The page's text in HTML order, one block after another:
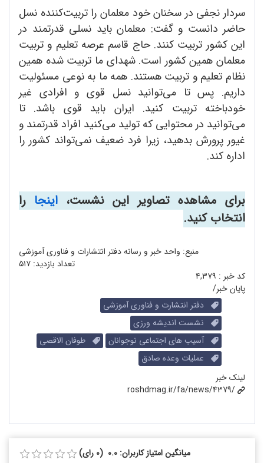
سردار نجفی در سخنان خود معلمان را تربیت‌کننده نسل
حاضر دانست و گفت: معلمان باید نسلی قدرتمند در
این کشور تربیت کنند. حاج قاسم عرصه تعلیم و تربیت
معلمان همین کشور است. شهدای ما تربیت شده همین
نظام تعلیم و تربیت هستند. همه ما به نوعی مسئولیت
داریم. پس تا می‌توانید نسل قوی و افرادی غیر
خودباخته تربیت کنید. ایران باید قوی باشد. تا
می‌توانید در محتوایی که تولید می‌کنید افراد قدرتمند و
غیور پرورش بدهید، زیرا فرد ضعیف نمی‌تواند کشور را
اداره کند.
برای مشاهده تصاویر این نشست، اینجا را
انتخاب کنید.
منبع: واحد خبر و رسانه دفتر انتشارات و فناوری آموزشی
تعداد بازدید: ۵۱۷
کد خبر : ۴,۳۷۹
پایان خبر/
دفتر انتشارت و فناوری آموزشی
نشست اندیشه ورزی
آسیب های اجتماعی نوجوانان
طوفان الاقصی
عملیات وعده صادق
لینک خبر
roshdmag.ir/fa/news/4379/
میانگین امتیاز کاربران: 0.0 (0 رای)